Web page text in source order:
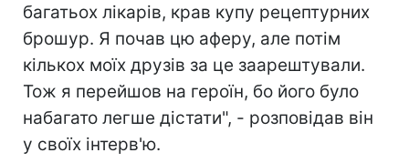
багатьох лікарів, крав купу рецептурних
брошур. Я почав цю аферу, але потім
кількох моїх друзів за це заарештували.
Тож я перейшов на героїн, бо його було
набагато легше дістати", - розповідав він
у своїх інтерв'ю.